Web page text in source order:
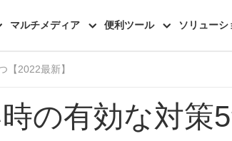
マルチメディア 便利ツール ソリューシ
【2022最新】
の有効な対策